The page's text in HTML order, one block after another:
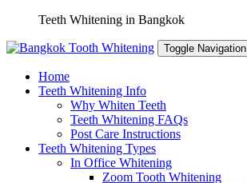
content
Teeth Whitening in Bangkok
Toggle Navigation
Home
Teeth Whitening Info
Why Whiten Teeth
Teeth Whitening FAQs
Post Care Instructions
Teeth Whitening Types
In Office Whitening
Zoom Tooth Whitening